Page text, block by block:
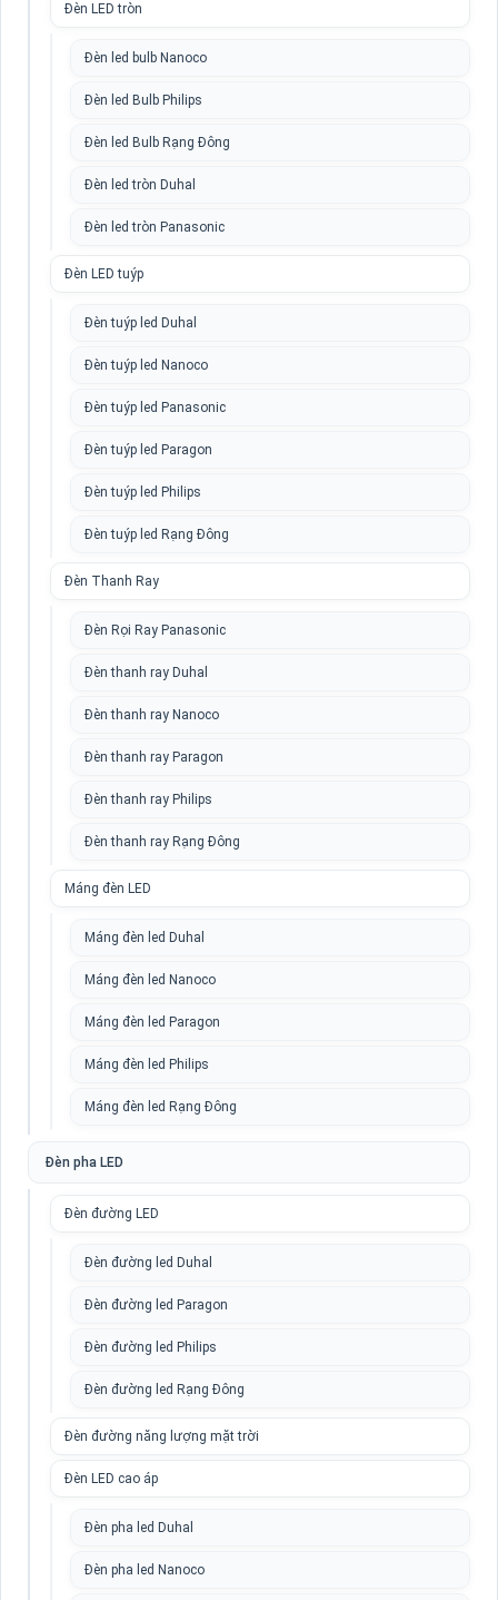
Đèn LED tròn
Đèn led bulb Nanoco
Đèn led Bulb Philips
Đèn led Bulb Rạng Đông
Đèn led tròn Duhal
Đèn led tròn Panasonic
Đèn LED tuýp
Đèn tuýp led Duhal
Đèn tuýp led Nanoco
Đèn tuýp led Panasonic
Đèn tuýp led Paragon
Đèn tuýp led Philips
Đèn tuýp led Rạng Đông
Đèn Thanh Ray
Đèn Rọi Ray Panasonic
Đèn thanh ray Duhal
Đèn thanh ray Nanoco
Đèn thanh ray Paragon
Đèn thanh ray Philips
Đèn thanh ray Rạng Đông
Máng đèn LED
Máng đèn led Duhal
Máng đèn led Nanoco
Máng đèn led Paragon
Máng đèn led Philips
Máng đèn led Rạng Đông
Đèn pha LED
Đèn đường LED
Đèn đường led Duhal
Đèn đường led Paragon
Đèn đường led Philips
Đèn đường led Rạng Đông
Đèn đường năng lượng mặt trời
Đèn LED cao áp
Đèn pha led Duhal
Đèn pha led Nanoco